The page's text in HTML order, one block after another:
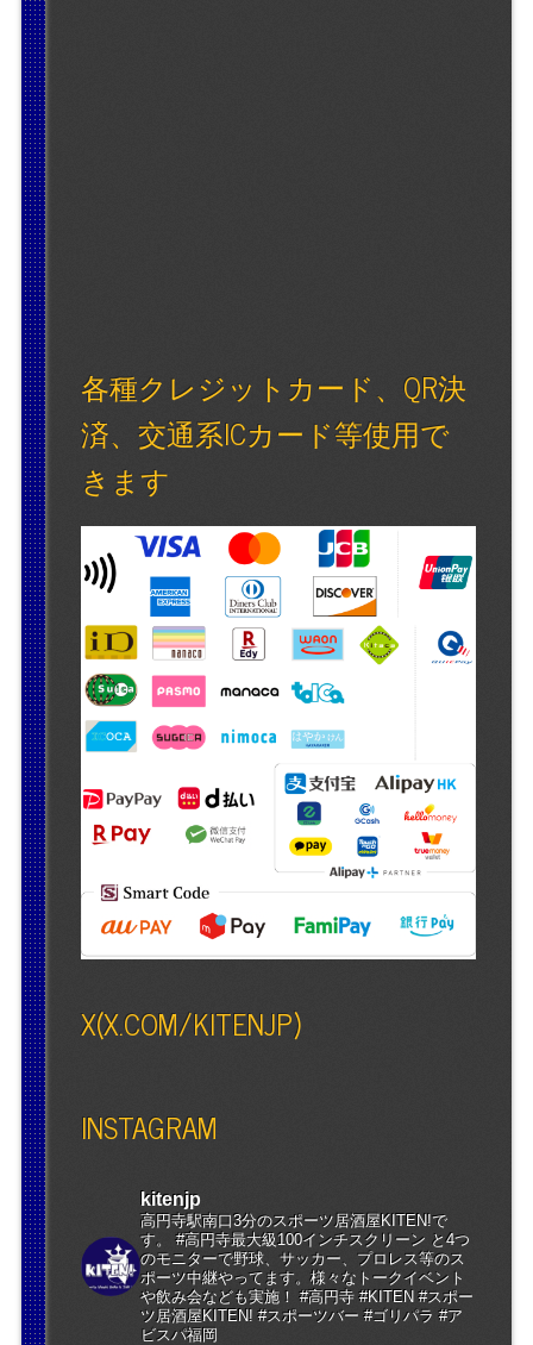
各種クレジットカード、QR決
済、交通系ICカード等使用で
きます
X(X.COM/KITENJP)
INSTAGRAM
kitenjp
高円寺駅南口3分のスポーツ居酒屋KITEN!で
す。 #高円寺最大級100インチスクリーン と4つ
のモニターで野球、サッカー、プロレス等のス
ポーツ中継やってます。様々なトークイベント
や飲み会なども実施！ #高円寺 #KITEN #スポー
ツ居酒屋KITEN! #スポーツバー #ゴリパラ #ア
ビスパ福岡